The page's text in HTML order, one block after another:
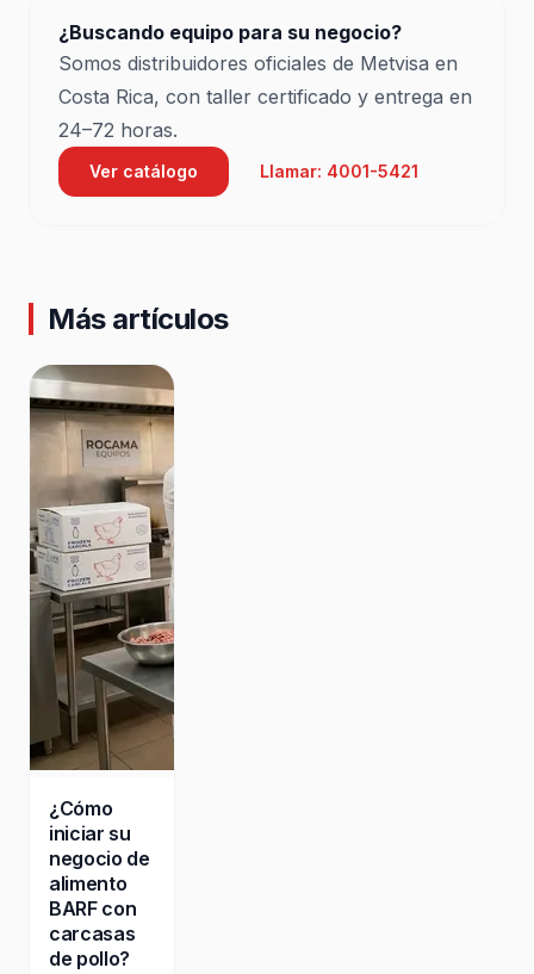
¿Buscando equipo para su negocio?
Somos distribuidores oficiales de Metvisa en
Costa Rica, con taller certificado y entrega en
24–72 horas.
Ver catálogo Llamar: 4001-5421
Más artículos
¿Cómo
iniciar su
negocio de
alimento
BARF con
carcasas
de pollo?